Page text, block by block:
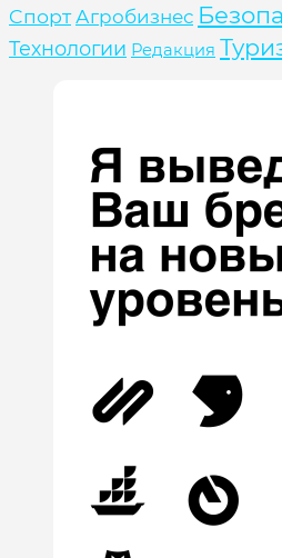
Cпорт Агробизнес
Технологии Редакция